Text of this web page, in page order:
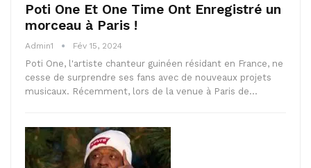
Poti One Et One Time Ont Enregistré un
morceau à Paris !
Admin1 Fév 15, 2024
Poti One, l'artiste chanteur guinéen résidant en France, ne
cesse de surprendre ses fans avec de nouveaux projets
musicaux. Récemment, lors de la venue à Paris de…